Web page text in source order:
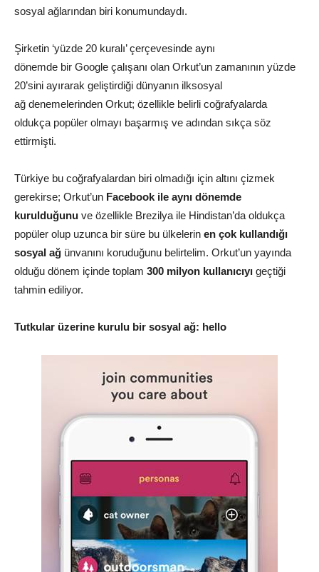
sosyal ağlarından biri konumundaydı.
Şirketin ‘yüzde 20 kuralı’ çerçevesinde aynı
dönemde bir Google çalışanı olan Orkut’un zamanının yüzde
20’sini ayırarak geliştirdiği dünyanın ilksosyal
ağ denemelerinden Orkut; özellikle belirli coğrafyalarda
oldukça popüler olmayı başarmış ve adından sıkça söz
ettirmişti.
Türkiye bu coğrafyalardan biri olmadığı için altını çizmek
gerekirse; Orkut’un Facebook ile aynı dönemde
kurulduğunu ve özellikle Brezilya ile Hindistan’da oldukça
popüler olup uzunca bir süre bu ülkelerin en çok kullandığı
sosyal ağ ünvanını koruduğunu belirtelim. Orkut’un yayında
olduğu dönem içinde toplam 300 milyon kullanıcıyı geçtiği
tahmin ediliyor.
Tutkular üzerine kurulu bir sosyal ağ: hello